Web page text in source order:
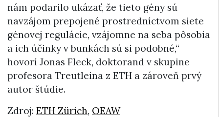
nám podarilo ukázať, že tieto gény sú
navzájom prepojené prostredníctvom siete
génovej regulácie, vzájomne na seba pôsobia
a ich účinky v bunkách sú si podobné,“
hovorí Jonas Fleck, doktorand v skupine
profesora Treutleina z ETH a zároveň prvý
autor štúdie.
Zdroj: ETH Zürich, OEAW